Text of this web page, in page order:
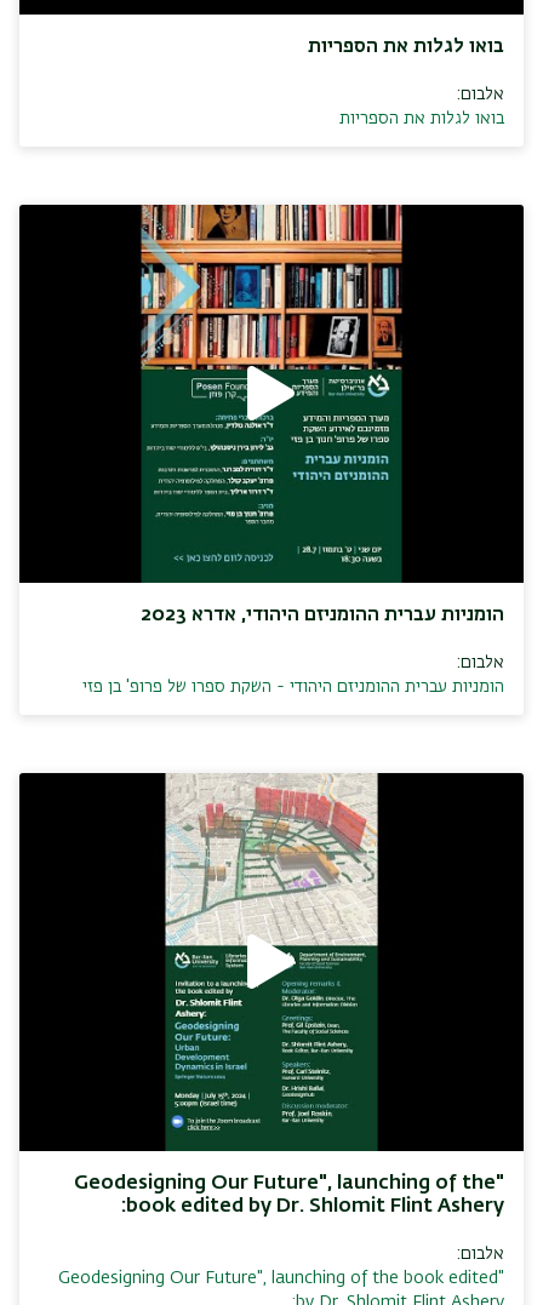
בואו לגלות את הספריות
אלבום:
בואו לגלות את הספריות
הומניות עברית ההומניזם היהודי, אדרא 2023
אלבום:
הומניות עברית ההומניזם היהודי - השקת ספרו של פרופ' בן פזי
"Geodesigning Our Future", launching of the
book edited by Dr. Shlomit Flint Ashery:
אלבום:
"Geodesigning Our Future", launching of the book edited